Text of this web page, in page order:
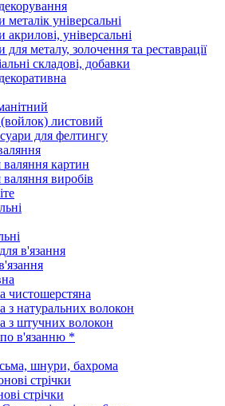
металік універсальні
акрилові, універсальні
для металу, золочення та реставрації
складові, добавки
листовий
для фелтингу
картин
виробів
в'язання
чистошерстяна
з натуральних волокон
з штучних волокон
по в'язанню *
шнури, бахрома
стрічки
стрічки